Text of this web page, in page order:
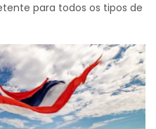
para todos os tipos de